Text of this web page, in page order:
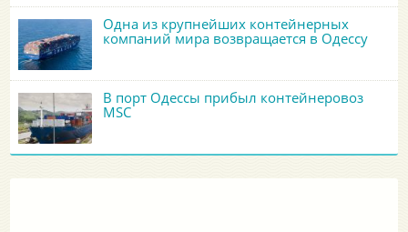
Одна из крупнейших контейнерных
компаний мира возвращается в Одессу
В порт Одессы прибыл контейнеровоз
MSC